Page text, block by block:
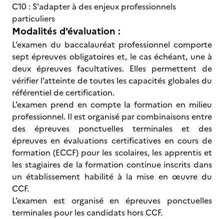
C10 : S'adapter à des enjeux professionnels
particuliers
Modalités d'évaluation :
L’examen du baccalauréat professionnel comporte
sept épreuves obligatoires et, le cas échéant, une à
deux épreuves facultatives. Elles permettent de
vérifier l’atteinte de toutes les capacités globales du
référentiel de certification.
L’examen prend en compte la formation en milieu
professionnel. Il est organisé par combinaisons entre
des épreuves ponctuelles terminales et des
épreuves en évaluations certificatives en cours de
formation (ECCF) pour les scolaires, les apprentis et
les stagiaires de la formation continue inscrits dans
un établissement habilité à la mise en œuvre du
CCF.
L’examen est organisé en épreuves ponctuelles
terminales pour les candidats hors CCF.